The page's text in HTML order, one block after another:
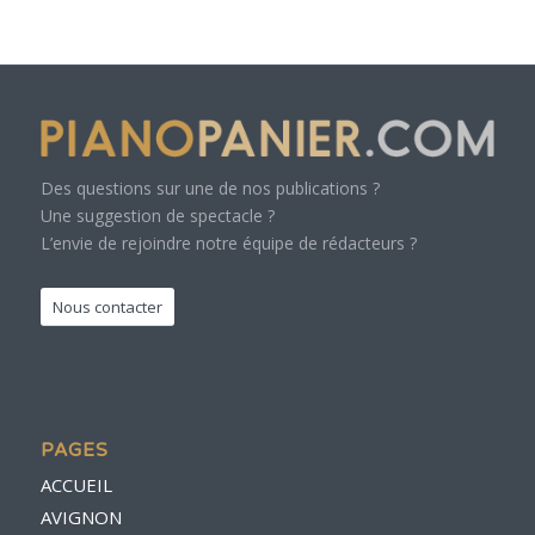
Des questions sur une de nos publications ?
Une suggestion de spectacle ?
L’envie de rejoindre notre équipe de rédacteurs ?
Nous contacter
PAGES
ACCUEIL
AVIGNON